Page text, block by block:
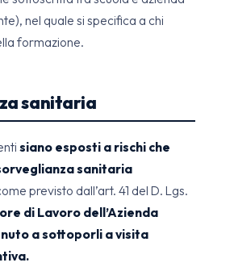
nel quale si specifica a chi
formazione.
sanitaria
siano esposti a rischi che
sanitaria
previsto dall’art. 41 del D. Lgs.
di Lavoro dell’Azienda
a sottoporli a visita